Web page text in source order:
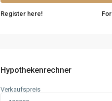
Register here!
Hypothekenrechner
Verkaufspreis